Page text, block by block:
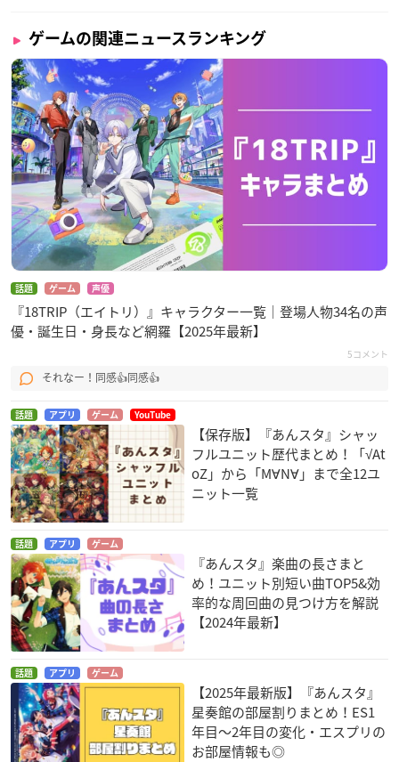
ゲームの関連ニュースランキング
話題 ゲーム 声優
『18TRIP（エイトリ）』キャラクター一覧｜登場人物34名の声
優・誕生日・身長など網羅【2025年最新】
5コメント
それなー！同感👍同感👍
話題 アプリ ゲーム YouTube
【保存版】『あんスタ』シャッ
フルユニット歴代まとめ！「√At
oZ」から「M∀N∀」まで全12ユ
ニット一覧
話題 アプリ ゲーム
『あんスタ』楽曲の長さまと
め！ユニット別短い曲TOP5&効
率的な周回曲の見つけ方を解説
【2024年最新】
話題 アプリ ゲーム
【2025年最新版】『あんスタ』
星奏館の部屋割りまとめ！ES1
年目〜2年目の変化・エスプリの
お部屋情報も◎